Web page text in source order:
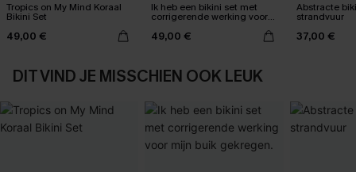
Tropics on My Mind Koraal
Bikini Set
49,00 €
Ik heb een bikini set met
corrigerende werking voor
49,00 €
Abstracte
strandvuur
37,00 €
DIT VIND JE MISSCHIEN OOK LEUK